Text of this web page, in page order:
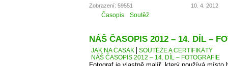
Zobrazení: 59551 10. 4. 2012
Časopis Soutěž
NÁŠ ČASOPIS 2012 – 14. DÍL –
JAK NA ČASÁK
SOUTĚŽE A CERTIFIKÁTY
NÁŠ ČASOPIS 2012 – 14. DÍL – FOTOGRAFIE